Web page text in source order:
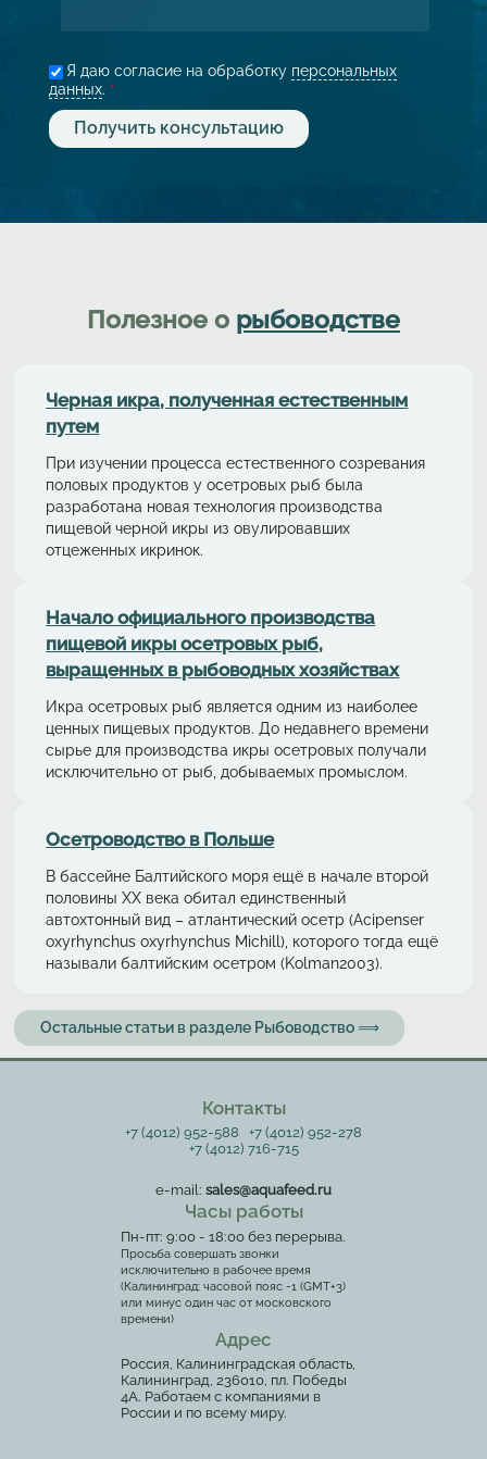
Я даю согласие на обработку персональных
данных. *
Полезное о рыбоводстве
Черная икра, полученная естественным
путем
При изучении процесса естественного созревания
половых продуктов у осетровых рыб была
разработана новая технология производства
пищевой черной икры из овулировавших
отцеженных икринок.
Начало официального производства
пищевой икры осетровых рыб,
выращенных в рыбоводных хозяйствах
Икра осетровых рыб является одним из наиболее
ценных пищевых продуктов. До недавнего времени
сырье для производства икры осетровых получали
исключительно от рыб, добываемых промыслом.
Осетрoводствo в Польше
В бассейне Балтийского моря ещё в начале второй
половины ХХ века обитал единственный
автохтонный вид – aтлaнтичеcкий осетр (Acipenser
oxyrhynchus oxyrhynchus Michill), которого тогда ещё
называли балтийским осетром (Kolman2003).
Остальные статьи в разделе Рыбоводство ⟹
Контакты
+7 (4012) 952-588
+7 (4012) 952-278
+7 (4012) 716-715
e-mail: sales@aquafeed.ru
Часы работы
Пн-пт: 9:00 - 18:00 без перерыва.
Просьба совершать звонки
исключительно в рабочее время
(Калининград: часовой пояс -1 (GMT+3)
или минус один час от московского
времени)
Адрес
Россия, Калининградская область,
Калининград, 236010, пл. Победы
4А. Работаем с компаниями в
России и по всему миру.